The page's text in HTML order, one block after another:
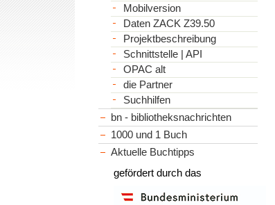
Mobilversion
Daten ZACK Z39.50
Projektbeschreibung
Schnittstelle | API
OPAC alt
die Partner
Suchhilfen
bn - bibliotheksnachrichten
1000 und 1 Buch
Aktuelle Buchtipps
gefördert durch das